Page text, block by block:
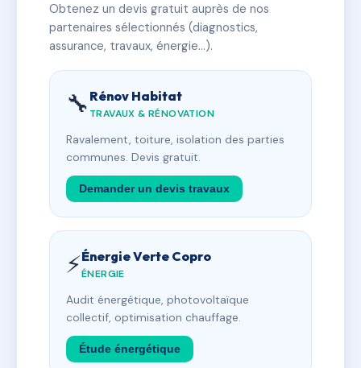
Obtenez un devis gratuit auprès de nos
partenaires sélectionnés (diagnostics,
assurance, travaux, énergie…).
🔧 Rénov Habitat
TRAVAUX & RÉNOVATION
Ravalement, toiture, isolation des parties
communes. Devis gratuit.
Demander un devis travaux
⚡Énergie Verte Copro
ÉNERGIE
Audit énergétique, photovoltaïque
collectif, optimisation chauffage.
Étude énergétique